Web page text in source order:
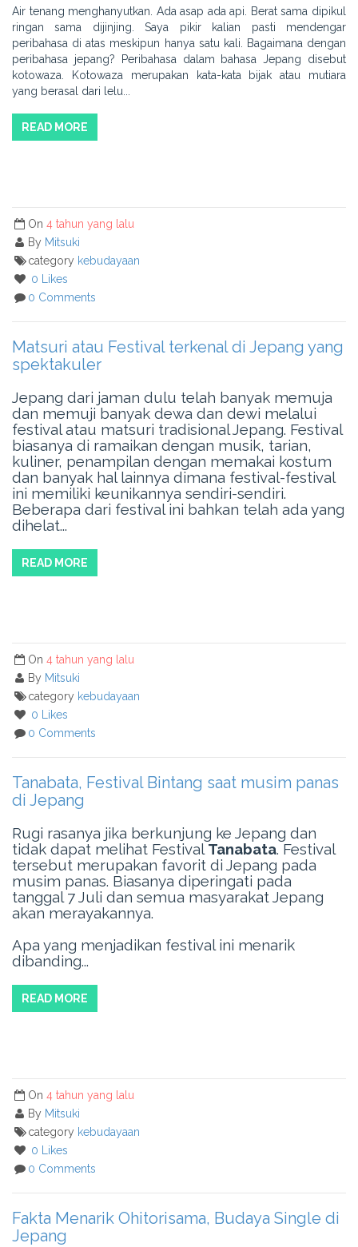
Air tenang menghanyutkan. Ada asap ada api. Berat sama dipikul
ringan sama dijinjing. Saya pikir kalian pasti mendengar
peribahasa di atas meskipun hanya satu kali. Bagaimana dengan
peribahasa jepang? Peribahasa dalam bahasa Jepang disebut
kotowaza. Kotowaza merupakan kata-kata bijak atau mutiara
yang berasal dari lelu...
READ MORE
On 4 tahun yang lalu
By Mitsuki
category kebudayaan
0 Likes
0 Comments
Matsuri atau Festival terkenal di Jepang yang
spektakuler
Jepang dari jaman dulu telah banyak memuja
dan memuji banyak dewa dan dewi melalui
festival atau matsuri tradisional Jepang. Festival
biasanya di ramaikan dengan musik, tarian,
kuliner, penampilan dengan memakai kostum
dan banyak hal lainnya dimana festival-festival
ini memiliki keunikannya sendiri-sendiri.
Beberapa dari festival ini bahkan telah ada yang
dihelat...
READ MORE
On 4 tahun yang lalu
By Mitsuki
category kebudayaan
0 Likes
0 Comments
Tanabata, Festival Bintang saat musim panas
di Jepang
Rugi rasanya jika berkunjung ke Jepang dan
tidak dapat melihat Festival Tanabata. Festival
tersebut merupakan favorit di Jepang pada
musim panas. Biasanya diperingati pada
tanggal 7 Juli dan semua masyarakat Jepang
akan merayakannya.
Apa yang menjadikan festival ini menarik
dibanding...
READ MORE
On 4 tahun yang lalu
By Mitsuki
category kebudayaan
0 Likes
0 Comments
Fakta Menarik Ohitorisama, Budaya Single di
Jepang